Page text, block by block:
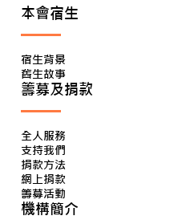
本會宿生
宿生背景
舊生故事
籌募及捐款
全人服務
支持我們
捐款方法
網上捐款
籌募活動
機構簡介